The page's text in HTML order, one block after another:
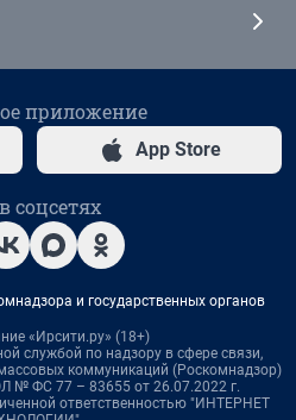
приложение
App Store
соцсетях
и государственных органов
«Ирсити.ру» (18+)
службой по надзору в сфере связи,
коммуникаций (Роскомнадзор)
№ ФС 77 – 83655 от 26.07.2022 г.
ответственностью "ИНТЕРНЕТ